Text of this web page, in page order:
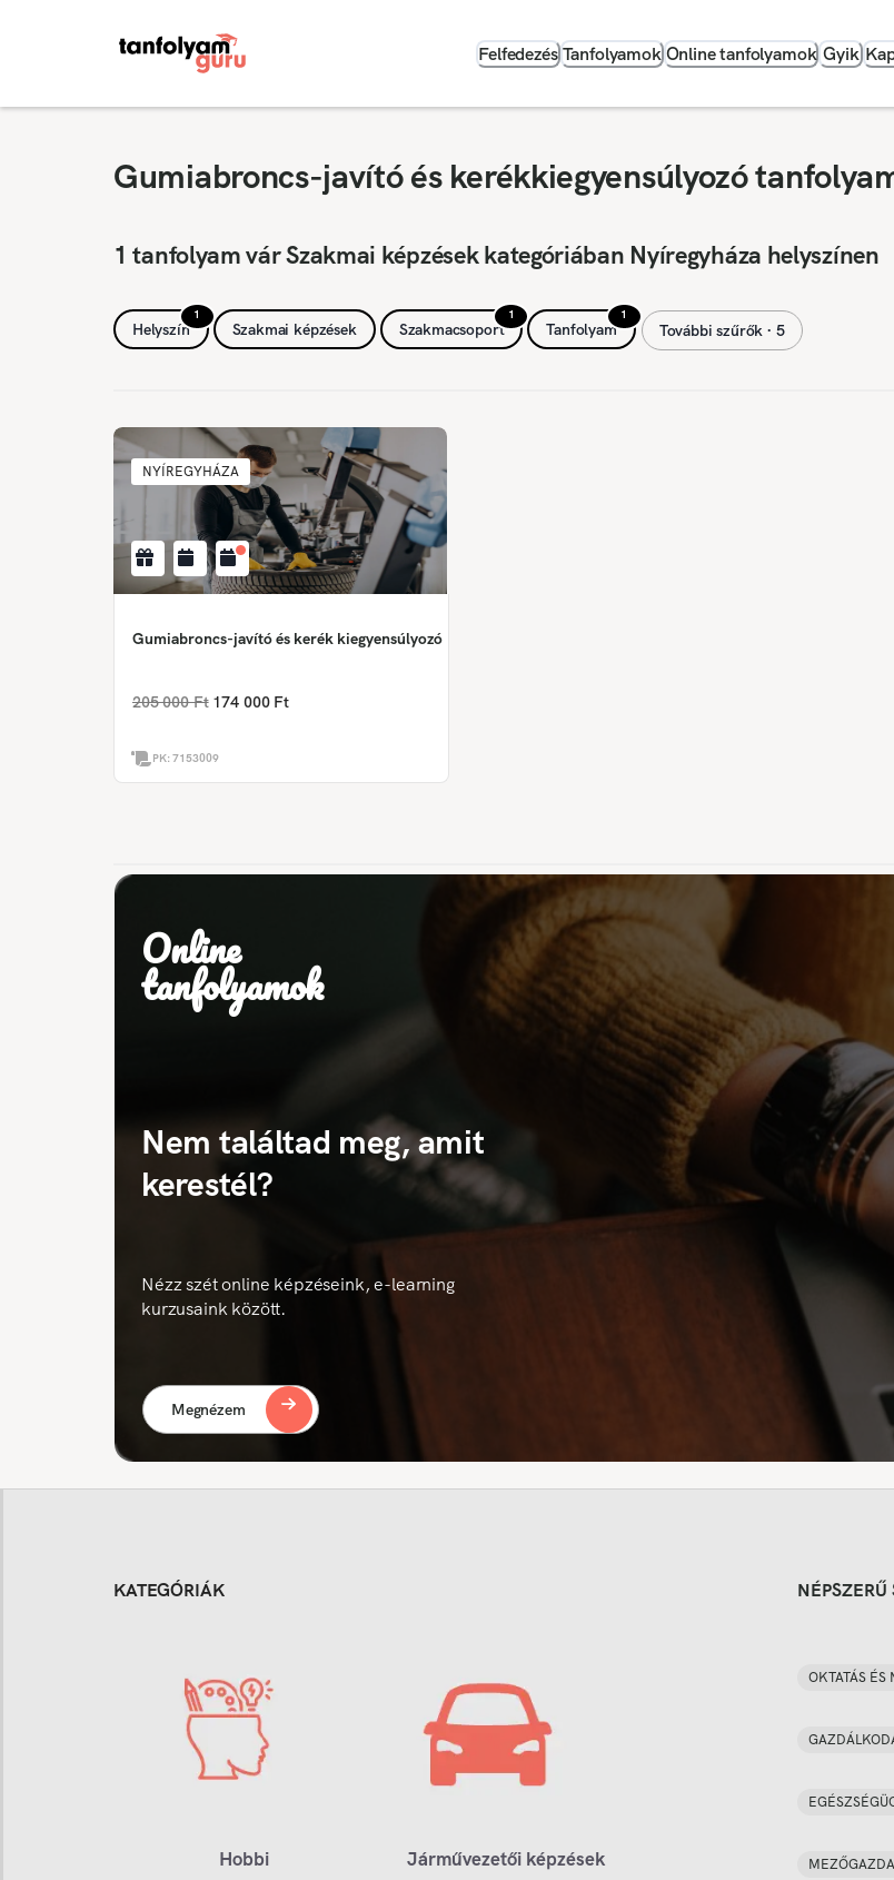
Felfedezés Tanfolyamok Online tanfolyamok Gyik
Gumiabroncs-javító és kerékkiegyensúlyozó
1 tanfolyam vár Szakmai képzések kategóriában Nyíregyháza helyszínen
1
Helyszín Szakmai képzések
1
Szakmacsoport
1
Tanfolyam További szűrők ∙ 5
NYÍREGYHÁZA
Gumiabroncs-javító és kerék kiegyensúlyozó
205 000 Ft 174 000 Ft
PK:7153009
Online
tanfolyamok
Nem találtad meg, amit
kerestél?
Nézz szét online képzéseink, e-learning
kurzusaink között.
Megnézem
KATEGÓRIÁK
Hobbi Járművezetői képzések
OKTATÁS ÉS